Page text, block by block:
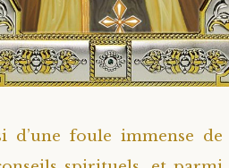
d’une foule immense de